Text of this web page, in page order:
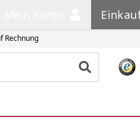
Rechnung
Produkt